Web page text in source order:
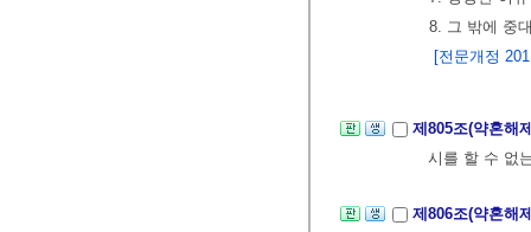
8. 그 밖에 중
[전문개정
제805조(약혼해
시를 할 수 없
제806조(약혼해